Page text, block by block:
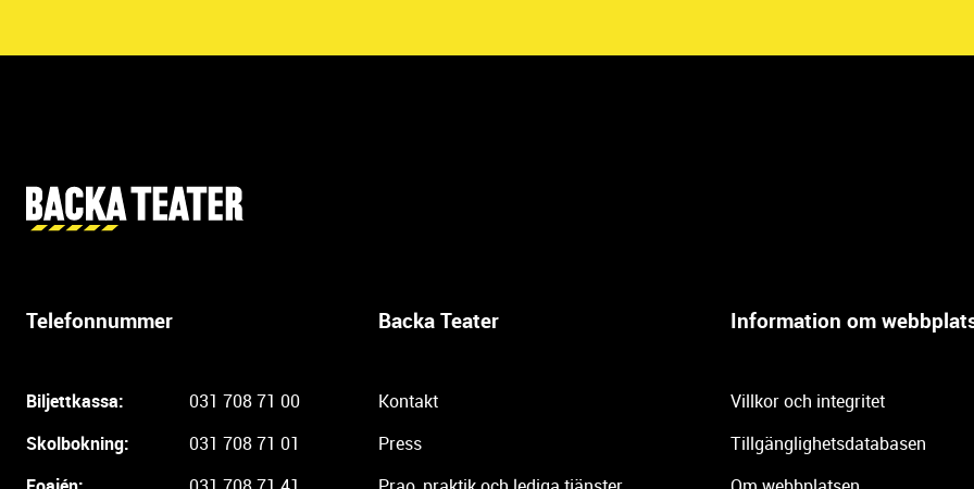
Telefonnummer
Biljettkassa:
031 708 71 00
Skolbokning:
031 708 71 01
Backa Teater
Kontakt
Press
Information om
Villkor och integritet
Tillgänglighetsdatabasen